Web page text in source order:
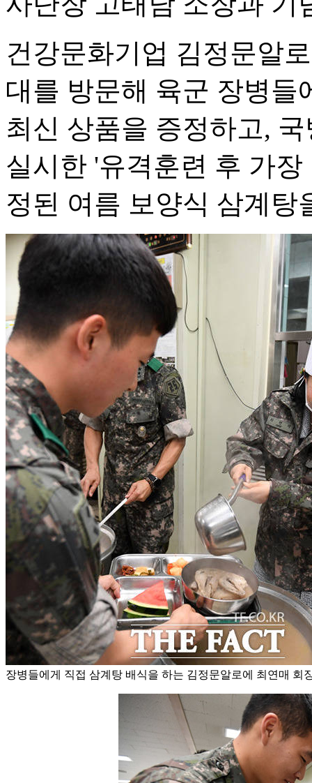
건강문화기업 김정문알
대를 방문해 육군 장병들
최신 상품을 증정하고,
실시한 '유격훈련 후 가
정된 여름 보양식 삼계탕
장병들에게 직접 삼계탕 배식을 하는 김정문알로에 최연매 회